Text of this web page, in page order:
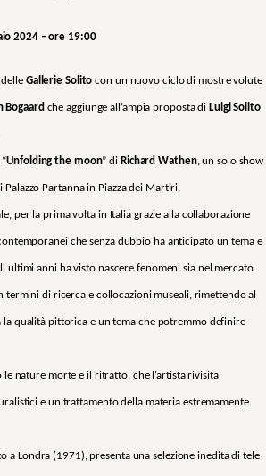
2024 – ore 19:00
Gallerie Solito con un nuovo ciclo di mostre volute
Bogaard che aggiunge all’ampia proposta di Luigi Solito
“Unfolding the moon” di Richard Wathen, un solo show
Palazzo Partanna in Piazza dei Martiri.
per la prima volta in Italia grazie alla collaborazione
che senza dubbio ha anticipato un tema e
ultimi anni ha visto nascere fenomeni sia nel mercato
termini di ricerca e collocazioni museali, rimettendo al
qualità pittorica e un tema che potremmo definire
le nature morte e il ritratto, che l’artista rivisita
e un trattamento della materia estremamente
a Londra (1971), presenta una selezione inedita di tele